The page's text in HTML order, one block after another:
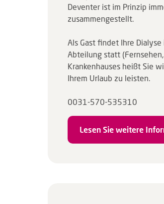
Deventer ist im Prinzip
zusammengestellt.
Als Gast findet Ihre
Abteilung statt
Krankenhauses heißt Sie
Ihrem Urlaub zu leisten.
0031-570-535310
Lesen Sie weitere